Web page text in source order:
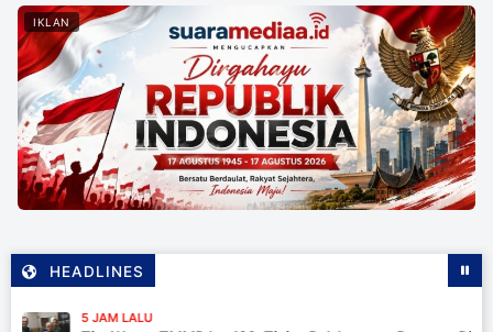
IKLAN
HEADLINES
5 JAM LALU